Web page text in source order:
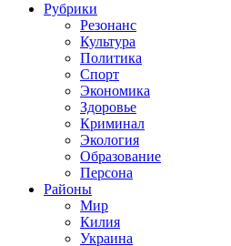
Рубрики
Резонанс
Культура
Политика
Спорт
Экономика
Здоровье
Криминал
Экология
Образование
Персона
Районы
Мир
Килия
Украина